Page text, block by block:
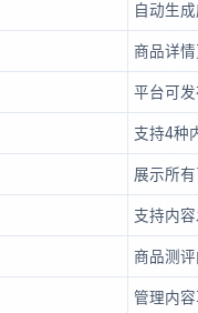
自动生
商品详
平台可
支持4种
展示所
支持内
商品测
管理内